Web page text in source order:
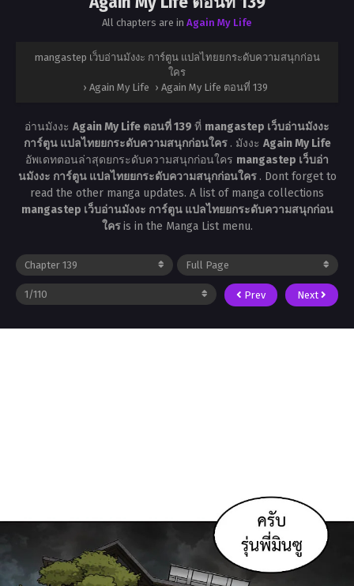
All chapters are in Again My Life
mangastep เว็บอ่านมังงะ การ์ตูน แปลไทยยกระดับความสนุกก่อน
ใคร
› Again My Life › Again My Life ตอนที่ 139
อ่านมังงะ Again My Life ตอนที่ 139 ที่ mangastep เว็บอ่านมังงะ
การ์ตูน แปลไทยยกระดับความสนุกก่อนใคร . มังงะ Again My Life
อัพเดทตอนล่าสุดยกระดับความสนุกก่อนใคร mangastep เว็บอ่า
นมังงะ การ์ตูน แปลไทยยกระดับความสนุกก่อนใคร . Dont forget to
read the other manga updates. A list of manga collections
mangastep เว็บอ่านมังงะ การ์ตูน แปลไทยยกระดับความสนุกก่อน
ใครis in the Manga List menu.
Prev Next